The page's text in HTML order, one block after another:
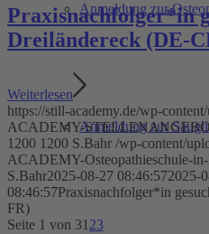
Anmeldung zur
Anmeldung zur
Praxisnachfolger*in
Dreiländereck (DE-
Weiterlesen
https://still-academy.de/wp-
ACADEMY-
1200 1200 S.Bahr /wp-content/
ACADEMY-Osteopathieschule-
S.Bahr2025-08-27 08:46:572025-
08:46:57Praxisnachfolger*in
FR)
Seite 1 von 31 23